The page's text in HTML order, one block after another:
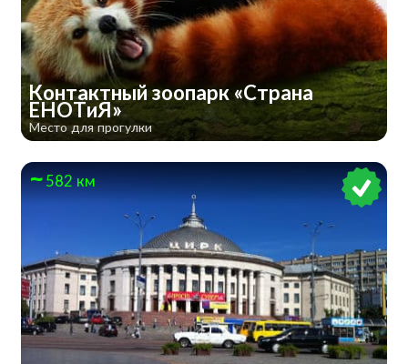
Контактный зоопарк «Страна
ЕНОТиЯ»
Место для прогулки
582 км